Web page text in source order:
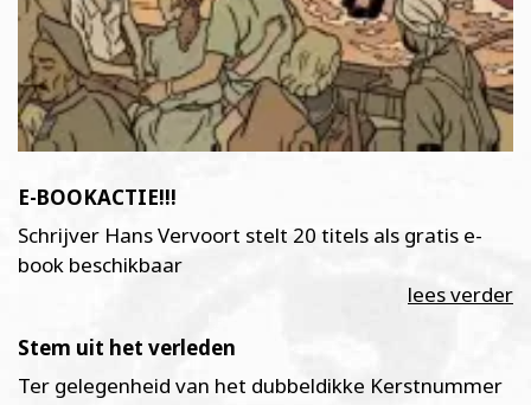
E-BOOKACTIE!!!
Schrijver Hans Vervoort stelt 20 titels als gratis e-
book beschikbaar
lees verder
Stem uit het verleden
Ter gelegenheid van het dubbeldikke Kerstnummer